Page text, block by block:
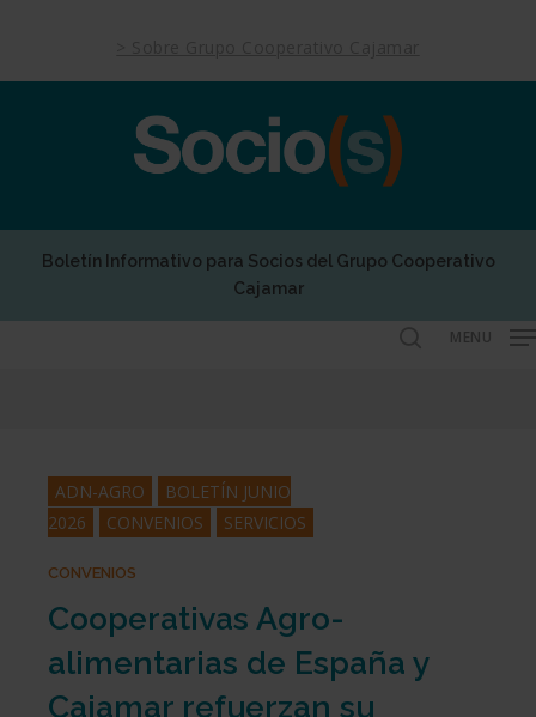
main
Boletín Informativo para Socios del Grupo Cooperativo
Cajamar
MENU
ADN-AGRO
BOLETÍN JUNIO
2026
CONVENIOS SERVICIOS
CONVENIOS
Cooperativas Agro-
alimentarias de España y
Cajamar refuerzan su